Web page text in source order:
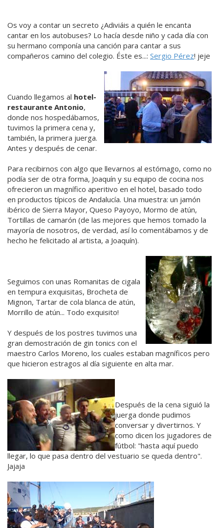
Os voy a contar un secreto ¿Adiviáis a quién le encanta
cantar en los autobuses? Lo hacía desde niño y cada día con
su hermano componía una canción para cantar a sus
compañeros camino del colegio. Éste es...: Sergio Pérez! jeje
Cuando llegamos al hotel-
restaurante Antonio,
donde nos hospedábamos,
tuvimos la primera cena y,
también, la primera juerga.
Antes y después de cenar.
Para recibirnos con algo que llevarnos al estómago, como no
podía ser de otra forma, Joaquín y su equipo de cocina nos
ofrecieron un magnífico aperitivo en el hotel, basado todo
en productos típicos de Andalucía. Una muestra: un jamón
ibérico de Sierra Mayor, Queso Payoyo, Mormo de atún,
Tortillas de camarón (de las mejores que hemos tomado la
mayoría de nosotros, de verdad, así lo comentábamos y de
hecho he felicitado al artista, a Joaquín).
Seguimos con unas Romanitas de cigala
en tempura exquisitas, Brocheta de
Mignon, Tartar de cola blanca de atún,
Morrillo de atún... Todo exquisito!
Y después de los postres tuvimos una
gran demostración de gin tonics con el
maestro Carlos Moreno, los cuales estaban magníficos pero
que hicieron estragos al día siguiente en alta mar.
Después de la cena siguió la
juerga donde pudimos
conversar y divertirnos. Y
como dicen los jugadores de
fútbol: "hasta aquí puedo
llegar, lo que pasa dentro del vestuario se queda dentro".
Jajaja